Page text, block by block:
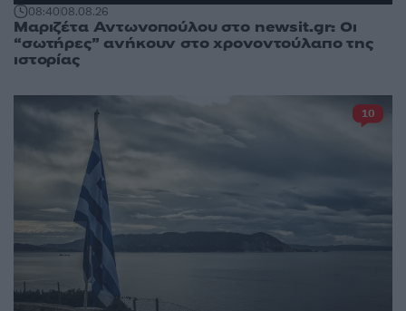
08:4008.08.26
Μαριζέτα Αντωνοπούλου στο newsit.gr: Οι
“σωτήρες” ανήκουν στο χρονοντούλαπο της
ιστορίας
10